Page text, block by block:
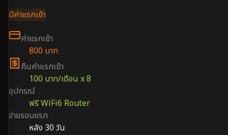
มีค่าแรกเข้า
ค่าแรกเข้า
800 บาท
คืนค่าแรกเข้า
100 บาท/เดือน x 8
อุปกรณ์
ฟรี WiFi6 Router
จ่ายรอบแรก
หลัง 30 วัน